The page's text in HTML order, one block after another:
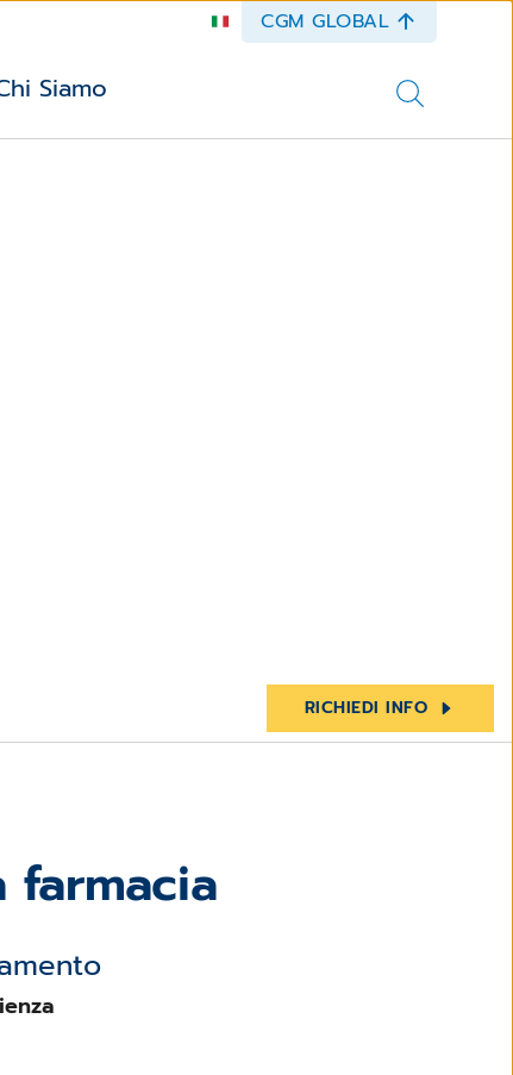
CGM GLOBAL
Siamo
RICHIEDI INFO